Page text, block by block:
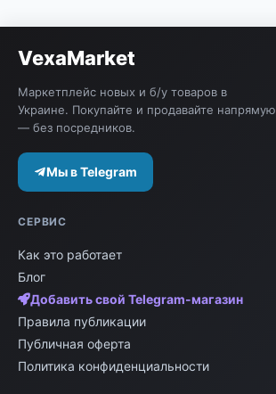
VexaMarket
Маркетплейс новых и б/у товаров в
Украине. Покупайте и продавайте напрямую
— без посредников.
Мы в Telegram
СЕРВИС
Как это работает
Блог
Добавить свой Telegram-магазин
Правила публикации
Публичная оферта
Политика конфиденциальности